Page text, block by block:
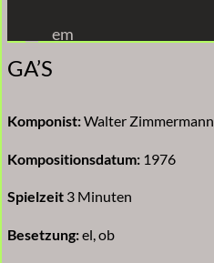
Inhalt
springen
em
GA’S
Komponist:Walter Zimmermann
Kompositionsdatum: 1976
Spielzeit 3 Minuten
Besetzung:el, ob